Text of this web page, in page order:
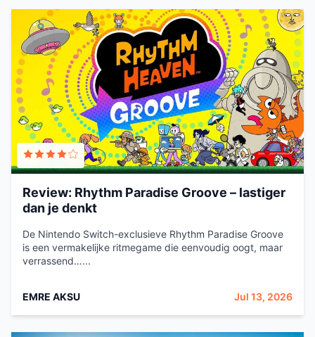
Review: Rhythm Paradise Groove – lastiger
dan je denkt
De Nintendo Switch-exclusieve Rhythm Paradise Groove
is een vermakelijke ritmegame die eenvoudig oogt, maar
verrassend…...
EMRE AKSU Jul 13, 2026